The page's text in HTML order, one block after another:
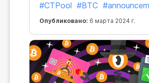
#CTPool #BTC
Опубликовано: 6 марта 2024 г.